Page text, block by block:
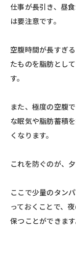
仕事が長引き、昼
は要注意です。
空腹時間が長すぎ
たものを脂肪とし
す。
また、極度の空腹
な眠気や脂肪蓄積
くなります。
これを防ぐのが、
ここで少量のタン
っておくことで、
保つことができます